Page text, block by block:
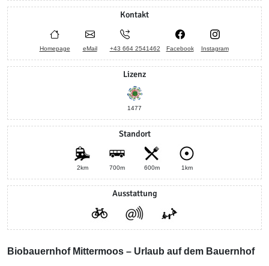
Kontakt
Homepage eMail +43 664 2541462 Facebook Instagram
Lizenz
1477
Standort
2km 700m 600m 1km
Ausstattung
Biobauernhof Mittermoos – Urlaub auf dem Bauernhof